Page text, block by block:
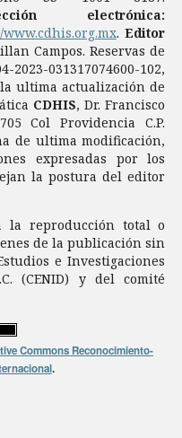
electrónica:
. Editor
Campos. Reservas de
2023-031317074600-102,
la ultima actualización de
CDHIS, Dr. Francisco
Col Providencia C.P.
de ultima modificación,
expresadas por los
la postura del editor
la reproducción total o
de la publicación sin
e Investigaciones
(CENID) y del comité
Commons Reconocimiento-
.